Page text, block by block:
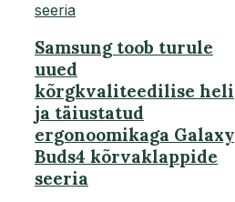
Samsung toob turule
uued
kõrgkvaliteedilise heli
ja täiustatud
ergonoomikaga Galaxy
Buds4 kõrvaklappide
seeria